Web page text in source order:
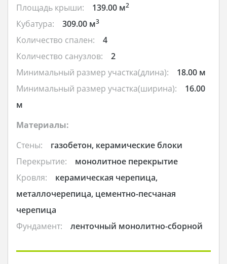
Площадь крыши:
139.00 м2
Кубатура: 309.00 м3
Количество спален:
4
Количество санузлов:
2
Минимальный размер участка(длина):
18.00 м
Минимальный размер участка(ширина):
16.00
м
Материалы:
Стены:
газобетон, керамические блоки
Перекрытие:
монолитное перекрытие
Кровля:
керамическая черепица,
металлочерепица, цементно-песчаная
черепица
Фундамент:
ленточный монолитно-сборной